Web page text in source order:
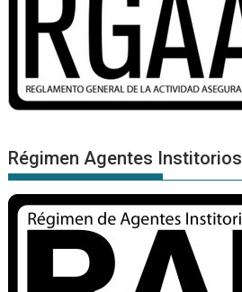
Régimen Agentes Institorios